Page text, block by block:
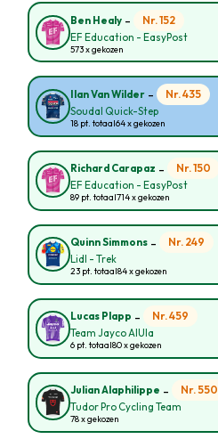
Ben Healy - Nr. 152
EF Education - EasyPost
573 x gekozen
Ilan Van Wilder - Nr. 435
Soudal Quick-Step
18 pt. totaal64 x gekozen
Richard Carapaz - Nr. 150
EF Education - EasyPost
89 pt. totaal714 x gekozen
Quinn Simmons - Nr. 249
Lidl - Trek
23 pt. totaal84 x gekozen
Lucas Plapp - Nr. 459
Team Jayco AlUla
6 pt. totaal80 x gekozen
Julian Alaphilippe - Nr. 550
Tudor Pro Cycling Team
78 x gekozen